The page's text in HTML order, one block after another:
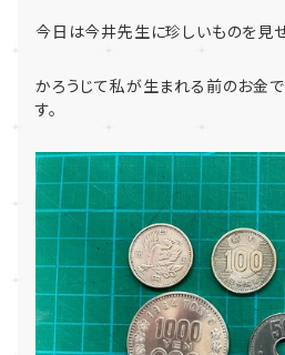
今日は今井先生に珍しいものを見
かろうじて私が生まれる前のお金
す。